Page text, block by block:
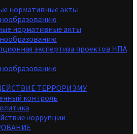
нормативные акты
нормативные акты
экспертиза проектов НПА
ТЕРРОРИЗМУ
контроль
коррупции